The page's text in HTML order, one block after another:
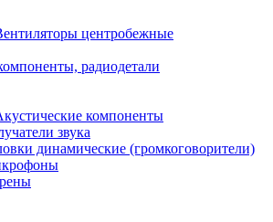
центробежные
радиодетали
компоненты
звука
динамические (громкоговорители)